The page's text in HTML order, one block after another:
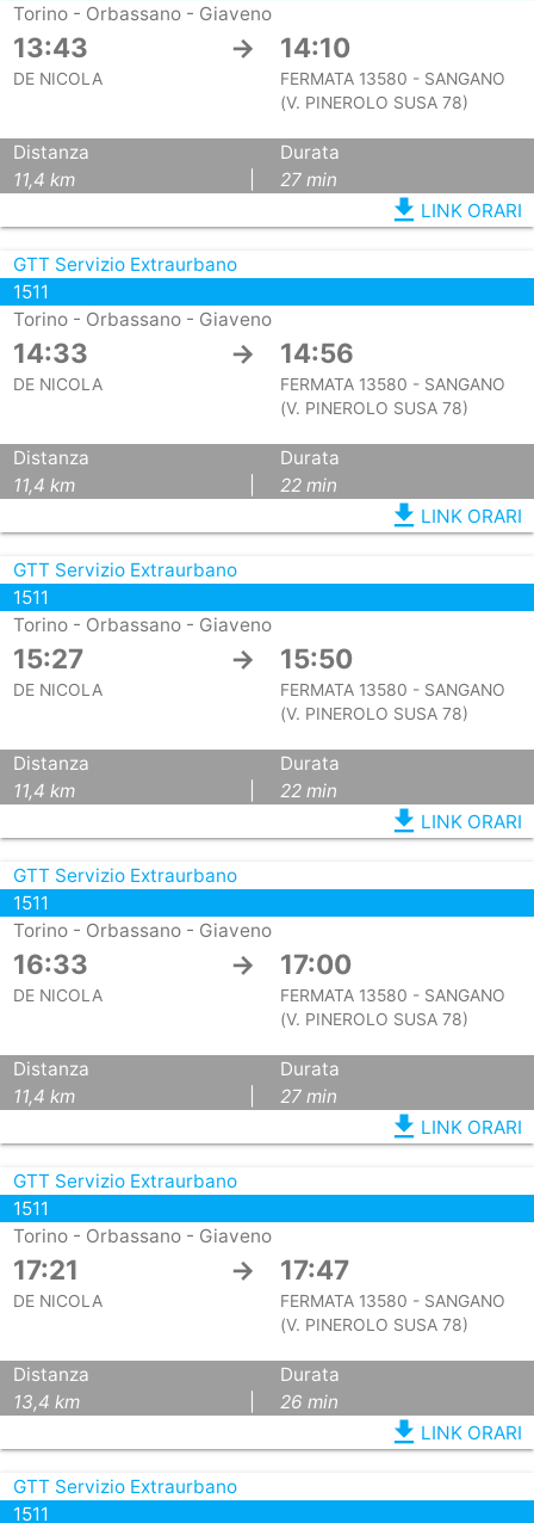
Torino - Orbassano - Giaveno
13:43 → 14:10
DE NICOLA
FERMATA 13580 - SANGANO
(V. PINEROLO SUSA 78)
Distanza
11,4 km
Durata
27 min
file_download LINK ORARI
GTT Servizio Extraurbano
1511
Torino - Orbassano - Giaveno
14:33 → 14:56
DE NICOLA
FERMATA 13580 - SANGANO
(V. PINEROLO SUSA 78)
Distanza
11,4 km
Durata
22 min
file_download LINK ORARI
GTT Servizio Extraurbano
1511
Torino - Orbassano - Giaveno
15:27 → 15:50
DE NICOLA
FERMATA 13580 - SANGANO
(V. PINEROLO SUSA 78)
Distanza
11,4 km
Durata
22 min
file_download LINK ORARI
GTT Servizio Extraurbano
1511
Torino - Orbassano - Giaveno
16:33 → 17:00
DE NICOLA
FERMATA 13580 - SANGANO
(V. PINEROLO SUSA 78)
Distanza
11,4 km
Durata
27 min
file_download LINK ORARI
GTT Servizio Extraurbano
1511
Torino - Orbassano - Giaveno
17:21 → 17:47
DE NICOLA
FERMATA 13580 - SANGANO
(V. PINEROLO SUSA 78)
Distanza
13,4 km
Durata
26 min
file_download LINK ORARI
GTT Servizio Extraurbano
1511